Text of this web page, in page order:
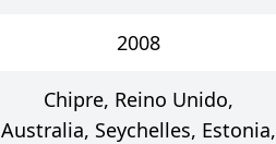
2008
Chipre, Reino Unido,
Australia, Seychelles, Estonia,